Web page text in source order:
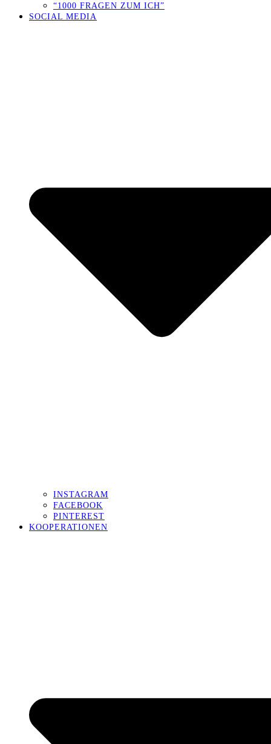
“1000 FRAGEN ZUM ICH”
SOCIAL MEDIA
INSTAGRAM
FACEBOOK
PINTEREST
KOOPERATIONEN